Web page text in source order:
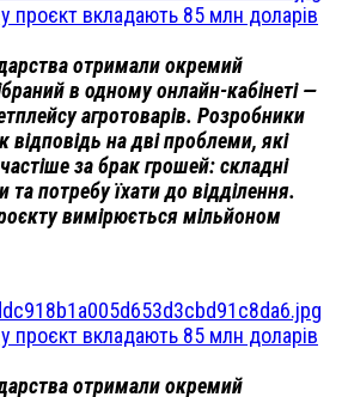
проєкт вкладають 85 млн доларів
отримали окремий
в одному онлайн-кабінеті —
агротоварів. Розробники
відповідь на дві проблеми, які
за брак грошей: складні
та потребу їхати до відділення.
вимірюється мільйоном
проєкт вкладають 85 млн доларів
отримали окремий